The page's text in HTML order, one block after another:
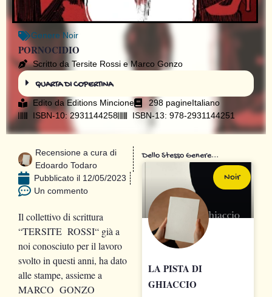
Genere Noir
PORNOCIDIO
Scritto da Tersite Rossi e Marco Gonzo
QUARTA DI COPERTINA
Edito da Editions Mincione 298 pagineItaliano
ISBN-10: 2931144258
ISBN-13: 978-2931144251
Recensione a cura di
Edoardo Todaro
Pubblicato il 12/05/2023
Un commento
Il collettivo di scrittura
“TERSITE ROSSI“ già a
noi conosciuto per il lavoro
svolto in questi anni, ha dato
alle stampe, assieme a
MARCO GONZO
Dello Stesso Genere...
Noir
LA PISTA DI
GHIACCIO